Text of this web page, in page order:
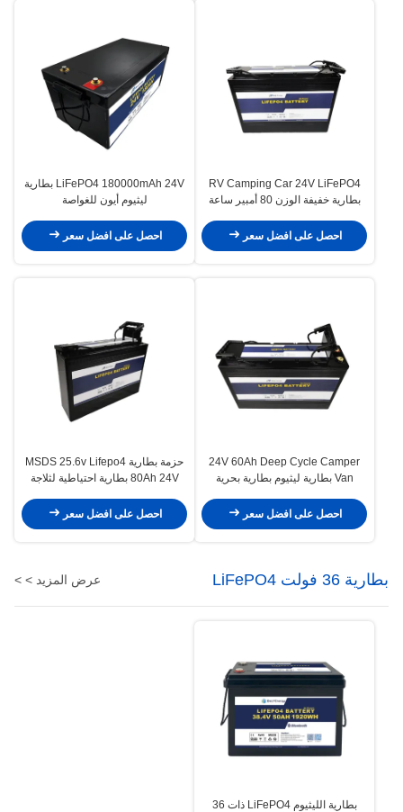
RV Camping Car 24V LiFePO4
بطارية خفيفة الوزن 80 أمبير ساعة
احصل على افضل سعر
LiFePO4 180000mAh 24V بطارية
ليثيوم أيون للغواصة
احصل على افضل سعر
24V 60Ah Deep Cycle Camper
Van بطارية ليثيوم بطارية بحرية
احصل على افضل سعر
حزمة بطارية MSDS 25.6v Lifepo4
80Ah 24V بطارية احتياطية لثلاجة
احصل على افضل سعر
بطارية 36 فولت LiFePO4 عرض المزيد > >
بطارية الليثيوم LiFePO4 ذات 36